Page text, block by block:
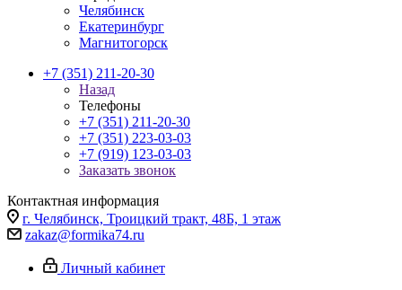
Челябинск
Екатеринбург
Магнитогорск
+7 (351) 211-20-30
Назад
Телефоны
+7 (351) 211-20-30
+7 (351) 223-03-03
+7 (919) 123-03-03
Заказать звонок
Контактная информация
г. Челябинск, Троицкий тракт, 48Б, 1 этаж
zakaz@formika74.ru
Личный кабинет